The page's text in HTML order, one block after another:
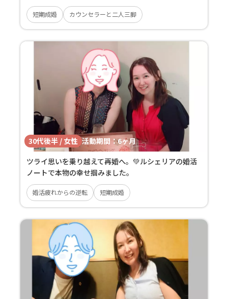
短期成婚 カウンセラーと二人三脚
30代後半 / 女性 活動期間：6ヶ月
ツライ思いを乗り越えて再婚へ。💚ルシェリアの婚活
ノートで本物の幸せ掴みました。
婚活疲れからの逆転 短期成婚